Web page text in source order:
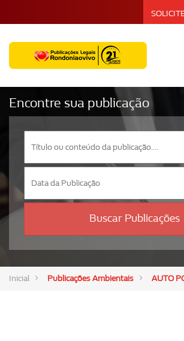
Encontre sua publicação
Buscar Publicações
Inicial Publicações Ambientais AUTO